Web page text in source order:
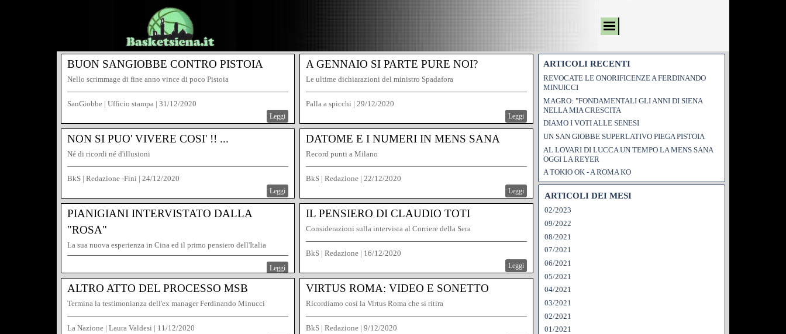
BUON SANGIOBBE CONTRO PISTOIA
Nello scrimmage di fine anno vince di poco Pistoia
SanGiobbe | Ufficio stampa | 31/12/2020
Leggi
A GENNAIO SI PARTE PURE NOI?
Le ultime dichiarazioni del ministro Spadafora
Palla a spicchi | 29/12/2020
Leggi
NON SI PUO' VIVERE COSI' !! ...
Né di ricordi né d'illusioni
BkS | Redazione -Fini | 24/12/2020
Leggi
DATOME E I NUMERI IN MENS SANA
Record punti a Milano
BkS | Redazione | 22/12/2020
Leggi
PIANIGIANI INTERVISTATO DALLA
"ROSA"
La sua nuova esperienza in Cina ed il primo pensiero dell'Italia
Leggi
IL PENSIERO DI CLAUDIO TOTI
Considerazioni sulla intervista al Corriere della Sera
BkS | Redazione | 16/12/2020
Leggi
ALTRO ATTO DEL PROCESSO MSB
Termina la testimonianza dell'ex manager Ferdinando Minucci
La Nazione | Laura Valdesi | 11/12/2020
VIRTUS ROMA: VIDEO E SONETTO
Ricordiamo così la Virtus Roma che si ritira
BkS | Redazione | 9/12/2020
ARTICOLI RECENTI
REVOCATE LE ONORIFICENZE A FERDINANDO
MINUICCI
MAGRO: "FONDAMENTALI GLI ANNI DI SIENA
NELLA MIA CRESCITA
DIAMO I VOTI ALLE SENESI
UN SAN GIOBBE SUPERLATIVO PIEGA PISTOIA
AL LOVARI DI LUCCA UN TEMPO LA MENS SANA
OGGI LA REYER
A TOKIO OK - A ROMA KO
ARTICOLI DEI MESI
02/2023
09/2022
08/2021
07/2021
06/2021
05/2021
04/2021
03/2021
02/2021
01/2021